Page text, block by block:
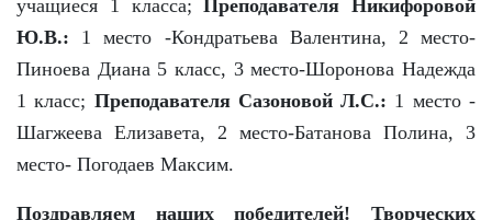
учащиеся 1 класса;Преподавателя Никифоровой
Ю.В.: 1 место -Кондратьева Валентина, 2 место-
Пиноева Диана 5 класс, 3 место-Шоронова Надежда
1 класс; Преподавателя Сазоновой Л.С.: 1 место -
Шагжеева Елизавета, 2 место-Батанова Полина, 3
место- Погодаев Максим.
Поздравляем наших победителей! Творческих